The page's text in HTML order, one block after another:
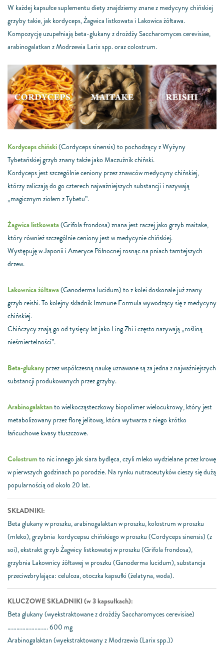
W każdej kapsułce suplementu diety znajdziemy znane z medycyny chińskiej
grzyby takie, jak kordyceps, Żagwica listkowata i Lakowica żółtawa.
Kompozycję uzupełniają beta-glukany z drożdży Saccharomyces cerevisiae,
arabinogalatkan z Modrzewia Larix spp. oraz colostrum.
Kordyceps chiński(Cordyceps sinensis) to pochodzący z Wyżyny
Tybetańskiej grzyb znany także jako Maczużnik chiński.
Kordyceps jest szczególnie ceniony przez znawców medycyny chińskiej,
którzy zaliczają do go czterech najważniejszych substancji i nazywają
„magicznym ziołem z Tybetu”.
Żagwica listkowata(Grifola frondosa) znana jest raczej jako grzyb maitake,
który również szczególnie ceniony jest w medycynie chińskiej.
Występuję w Japonii i Ameryce Północnej rosnąc na pniach tamtejszych
drzew.
Lakownica żółtawa(Ganoderma lucidum) to z kolei doskonale już znany
grzyb reishi. To kolejny składnik Immune Formula wywodzący się z medycyny
chińskiej.
Chińczycy znają go od tysięcy lat jako Ling Zhi i często nazywają „rośliną
nieśmiertelności”.
Beta-glukanyprzez współczesną naukę uznawane są za jedna z najważniejszych
substancji produkowanych przez grzyby.
Arabinogalaktanto wielkocząsteczkowy biopolimer wielocukrowy, który jest
metabolizowany przez florę jelitową, która wytwarza z niego krótko
łańcuchowe kwasy tłuszczowe.
Colostrumto nic innego jak siara bydlęca, czyli mleko wydzielane przez krowę
w pierwszych godzinach po porodzie. Na rynku nutraceutyków cieszy się dużą
popularnością od około 20 lat.
SKŁADNIKI:
Beta glukany w proszku, arabinogalaktan w proszku, kolostrum w proszku
(mleko), grzybnia kordycepsu chińskiego w proszku (Cordyceps sinensis) (z
soi), ekstrakt grzyb Żagwicy listkowatej w proszku (Grifola frondosa),
grzybnia Lakownicy żółtawej w proszku (Ganoderma lucidum), substancja
przeciwzbrylająca: celuloza, otoczka kapsułki (żelatyna, woda).
KLUCZOWE SKŁADNIKI (w 3 kapsułkach):
Beta glukany (wyekstraktowane z drożdży Saccharomyces cerevisiae)
………………..……. 600 mg
Arabinogalaktan (wyekstraktowany z Modrzewia (Larix spp.))